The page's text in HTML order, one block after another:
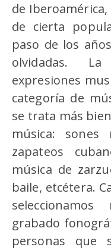
de
de cierta
paso de los
olvidadas.
expresiones
categoría de
se trata más
música: sones
zapateos
música de
baile, etcétera.
grabado
personas que